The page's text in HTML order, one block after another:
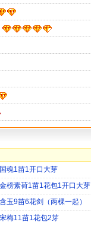
魂1苗1开口大芽
榜素荷1苗1花包1开口大芽
玉9苗6花剑（两棵一起）
梅11苗1花包2芽